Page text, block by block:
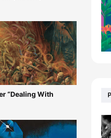
“Dealing With